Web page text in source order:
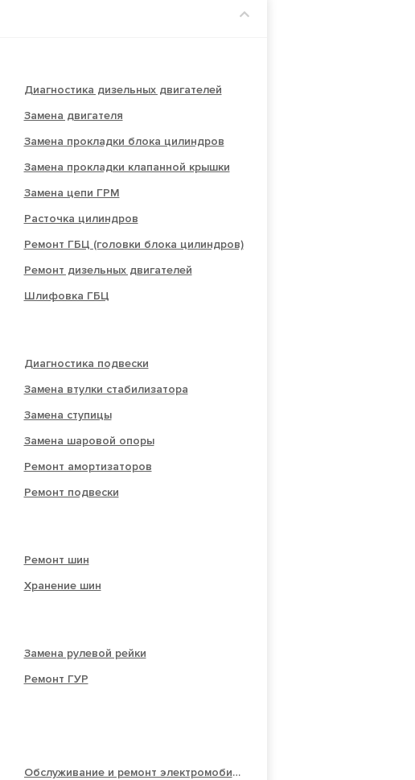
Диагностика дизельных двигателей
Замена двигателя
Замена прокладки блока цилиндров
Замена прокладки клапанной крышки
Замена цепи ГРМ
Расточка цилиндров
Ремонт ГБЦ (головки блока цилиндров)
Ремонт дизельных двигателей
Шлифовка ГБЦ
Диагностика подвески
Замена втулки стабилизатора
Замена ступицы
Замена шаровой опоры
Ремонт амортизаторов
Ремонт подвески
Ремонт шин
Хранение шин
Замена рулевой рейки
Ремонт ГУР
Обслуживание и ремонт электромобилей